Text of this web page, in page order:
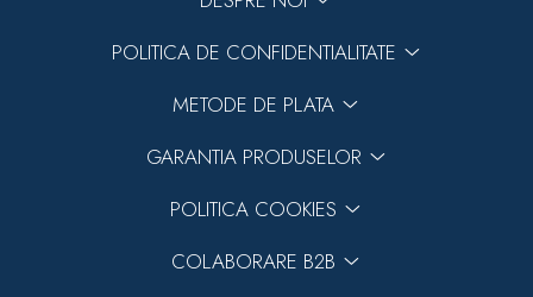
POLITICA DE CONFIDENTIALITATE
METODE DE PLATA
GARANTIA PRODUSELOR
POLITICA COOKIES
COLABORARE B2B